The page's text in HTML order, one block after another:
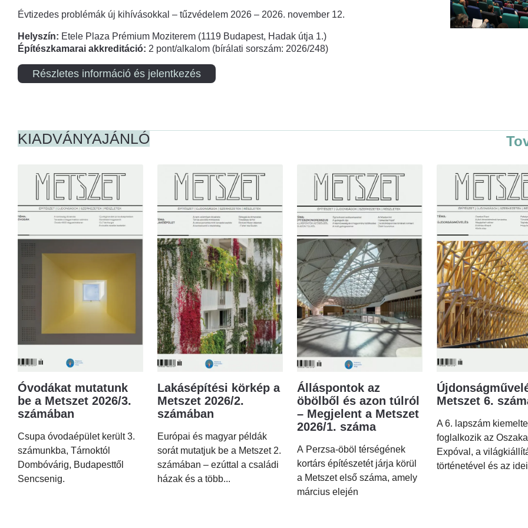
Évtizedes problémák új kihívásokkal – tűzvédelem 2026 – 2026. november 12.
Helyszín: Etele Plaza Prémium Moziterem (1119 Budapest, Hadak útja 1.)
Építészkamarai akkreditáció: 2 pont/alkalom (bírálati sorszám: 2026/248)
Részletes információ és jelentkezés
KIADVÁNYAJÁNLÓ
Óvodákat mutatunk
be a Metszet 2026/3.
számában
Csupa óvodaépület került 3.
számunkba, Tárnoktól
Dombóvárig, Budapesttől
Sencsenig.
Lakásépítési körkép a
Metszet 2026/2.
számában
Európai és magyar példák
sorát mutatjuk be a Metszet 2.
számában – ezúttal a családi
házak és a több...
Álláspontok az
öbölből és azon túlról
– Megjelent a Metszet
2026/1. száma
A Perzsa-öböl térségének
kortárs építészetét járja körül
a Metszet első száma, amely
március elején
Metszet 6.
A 6. lapszám
foglalkozik az
Expóval, a
történetével és az